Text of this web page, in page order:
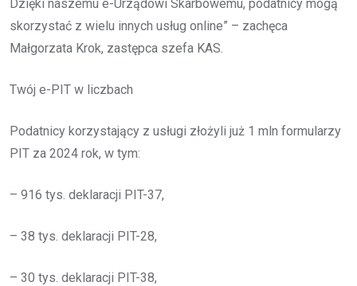
Dzięki naszemu e-Urządowi Skarbowemu, podatnicy mogą
skorzystać z wielu innych usług online” – zachęca
Małgorzata Krok, zastępca szefa KAS.
Twój e-PIT w liczbach
Podatnicy korzystający z usługi złożyli już 1 mln formularzy
PIT za 2024 rok, w tym:
– 916 tys. deklaracji PIT-37,
– 38 tys. deklaracji PIT-28,
– 30 tys. deklaracji PIT-38,